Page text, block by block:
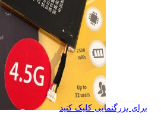
برای بزرگنمایی کلیک کنید